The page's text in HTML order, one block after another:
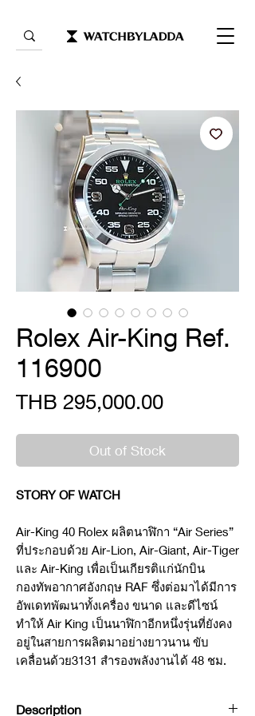
Rolex Air-King Ref.
116900
THB 295,000.00Price
Out of Stock
STORY OF WATCH
Air-King 40 Rolex ผลิตนาฬิกา “Air Series”
ที่ประกอบด้วย Air-Lion, Air-Giant, Air-Tiger
และ Air-King เพื่อเป็นเกียรติแก่นักบิน
กองทัพอากาศอังกฤษ RAF ซึ่งต่อมาได้มีการ
อัพเดทพัฒนาทั้งเครื่อง ขนาด และดีไซน์
ทำให้ Air King เป็นนาฬิกาอีกหนึ่งรุ่นที่ยังคง
อยู่ในสายการผลิตมาอย่างยาวนาน ขับ
เคลื่อนด้วย3131 สำรองพลังงานได้ 48 ชม.
Description